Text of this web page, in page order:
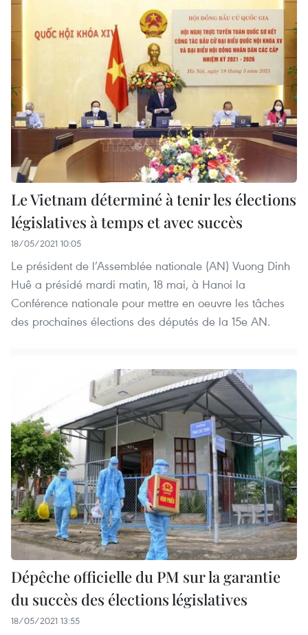
Le Vietnam déterminé à tenir les élections
législatives à temps et avec succès
18/05/2021 10:05
Le président de l’Assemblée nationale (AN) Vuong Dinh
Huê a présidé mardi matin, 18 mai, à Hanoi la
Conférence nationale pour mettre en oeuvre les tâches
des prochaines élections des députés de la 15e AN.
Dépêche officielle du PM sur la garantie
du succès des élections législatives
18/05/2021 13:55